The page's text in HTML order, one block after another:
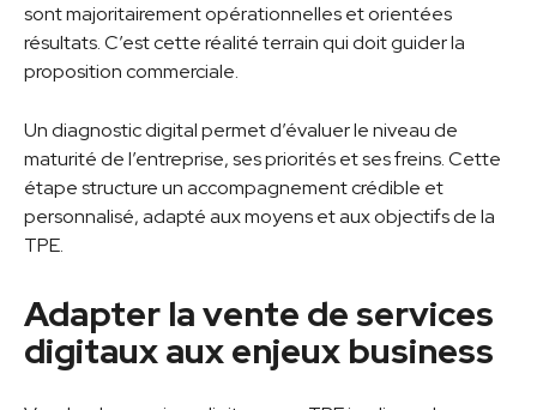
sont majoritairement opérationnelles et orientées
résultats. C’est cette réalité terrain qui doit guider la
proposition commerciale.
Un diagnostic digital permet d’évaluer le niveau de
maturité de l’entreprise, ses priorités et ses freins. Cette
étape structure un accompagnement crédible et
personnalisé, adapté aux moyens et aux objectifs de la
TPE.
Adapter la vente de services
digitaux aux enjeux business